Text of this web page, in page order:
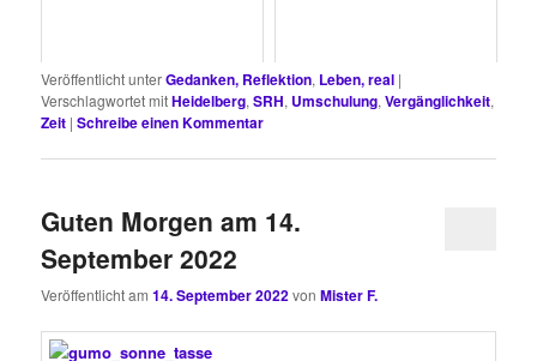
Veröffentlicht unterGedanken, Reflektion, Leben, real |
Verschlagwortet mitHeidelberg,SRH, Umschulung,Vergänglichkeit,
Zeit |Schreibe einen Kommentar
Guten Morgen am 14.
September 2022
Veröffentlicht am14. September 2022vonMister F.